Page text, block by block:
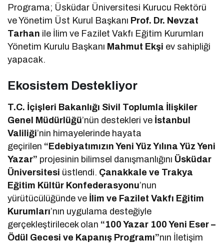
Programa; Üsküdar Üniversitesi Kurucu Rektörü
ve Yönetim Üst Kurul Başkanı Prof. Dr. Nevzat
Tarhan ile İlim ve Fazilet Vakfı Eğitim Kurumları
Yönetim Kurulu Başkanı Mahmut Ekşi ev sahipliği
yapacak.
Ekosistem Destekliyor
T.C. İçişleri Bakanlığı Sivil Toplumla İlişkiler
Genel Müdürlüğü’nün destekleri ve İstanbul
Valiliği’nin himayelerinde hayata
geçirilen “Edebiyatımızın Yeni Yüz Yılına Yüz Yeni
Yazar” projesinin bilimsel danışmanlığını Üsküdar
Üniversitesi üstlendi. Çanakkale ve Trakya
Eğitim Kültür Konfederasyonu’nun
yürütücülüğünde ve İlim ve Fazilet Vakfı Eğitim
Kurumları’nın uygulama desteğiyle
gerçekleştirilecek olan “100 Yazar 100 Yeni Eser –
Ödül Gecesi ve Kapanış Programı”nın İletişim